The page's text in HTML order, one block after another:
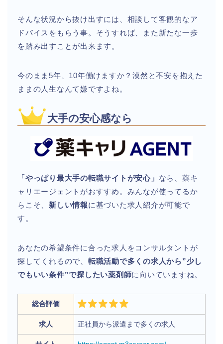
そんな状況から抜け出すには、相談して客観的なア
ドバイスをもらう事。そうすれば、また新たな一歩
を踏み出すことが出来ます。
今のまま5年、10年働けますか？漠然と不安を抱えた
ままの人生なんて嫌ですよね。
大手の安心感なら
「やっぱり最大手の転職サイトが安心」 なら、薬キ
ャリエージェントがおすすめ。みんなが使ってるか
らこそ、 新しい情報に基づいた求人紹介が可能で
す。
あなたの希望条件に合った求人をコンサルタントが
探してくれるので、 転職活動で多くの求人から”少し
でもいい条件”で探したい薬剤師に向いていますね。
総合評価
求人 正社員から派遣まで多くの求人